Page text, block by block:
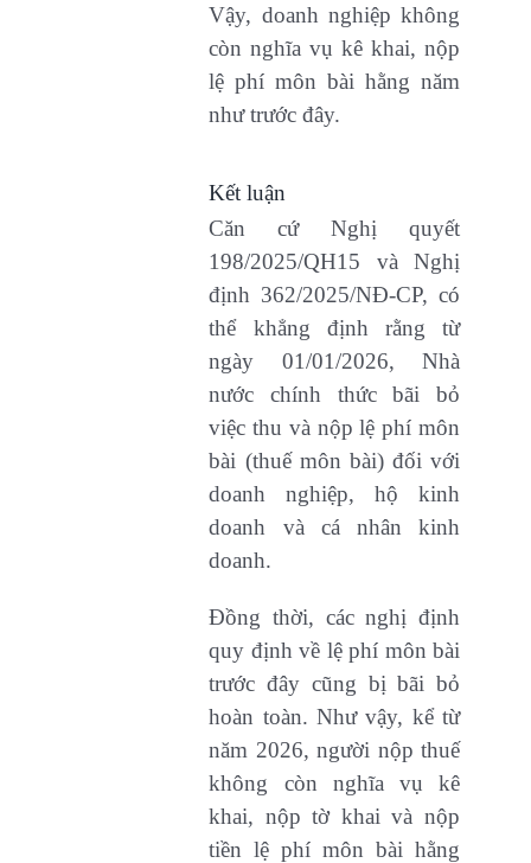
Vậy, doanh nghiệp không
còn nghĩa vụ kê khai, nộp
lệ phí môn bài hằng năm
như trước đây.
Kết luận
Căn cứ Nghị quyết
198/2025/QH15 và Nghị
định 362/2025/NĐ-CP, có
thể khẳng định rằng từ
ngày 01/01/2026, Nhà
nước chính thức bãi bỏ
việc thu và nộp lệ phí môn
bài (thuế môn bài) đối với
doanh nghiệp, hộ kinh
doanh và cá nhân kinh
doanh.
Đồng thời, các nghị định
quy định về lệ phí môn bài
trước đây cũng bị bãi bỏ
hoàn toàn. Như vậy, kể từ
năm 2026, người nộp thuế
không còn nghĩa vụ kê
khai, nộp tờ khai và nộp
tiền lệ phí môn bài hằng